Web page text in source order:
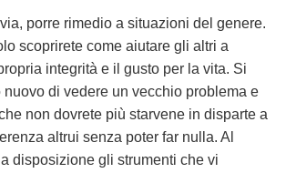
porre rimedio a situazioni del genere.
scoprirete come aiutare gli altri a
integrità e il gusto per la vita. Si
nuovo di vedere un vecchio problema e
non dovrete più starvene in disparte a
altrui senza poter far nulla. Al
disposizione gli strumenti che vi